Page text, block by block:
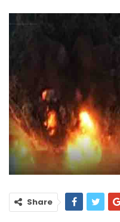
Share